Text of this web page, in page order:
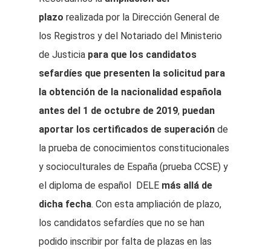
plazo realizada por la Dirección General de
los Registros y del Notariado del Ministerio
de Justicia para que los candidatos
sefardíes que presenten la solicitud para
la obtención de la nacionalidad española
antes del 1 de octubre de 2019, puedan
aportar los certificados de superación de
la prueba de conocimientos constitucionales
y socioculturales de España (prueba CCSE) y
el diploma de español DELE más allá de
dicha fecha. Con esta ampliación de plazo,
los candidatos sefardíes que no se han
podido inscribir por falta de plazas en las